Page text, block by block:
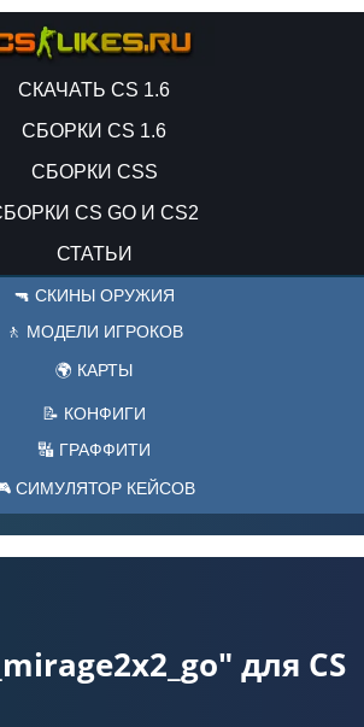
СКАЧАТЬ CS 1.6
СБОРКИ CS 1.6
СБОРКИ CSS
CS GO И CS2
СТАТЬИ
🔫 СКИНЫ ОРУЖИЯ
🚶 МОДЕЛИ ИГРОКОВ
🌍 КАРТЫ
📝 КОНФИГИ
🔣 ГРАФФИТИ
СИМУЛЯТОР КЕЙСОВ
для CS